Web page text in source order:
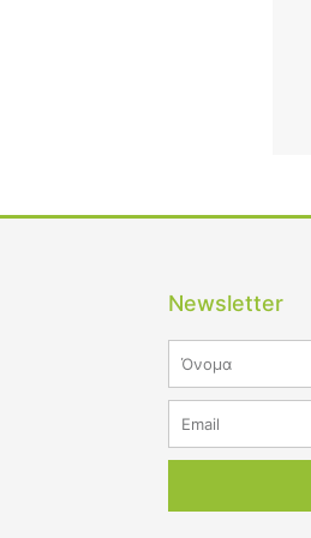
Newsletter
Name
Email